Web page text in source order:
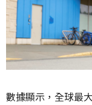
數據顯示，全球最